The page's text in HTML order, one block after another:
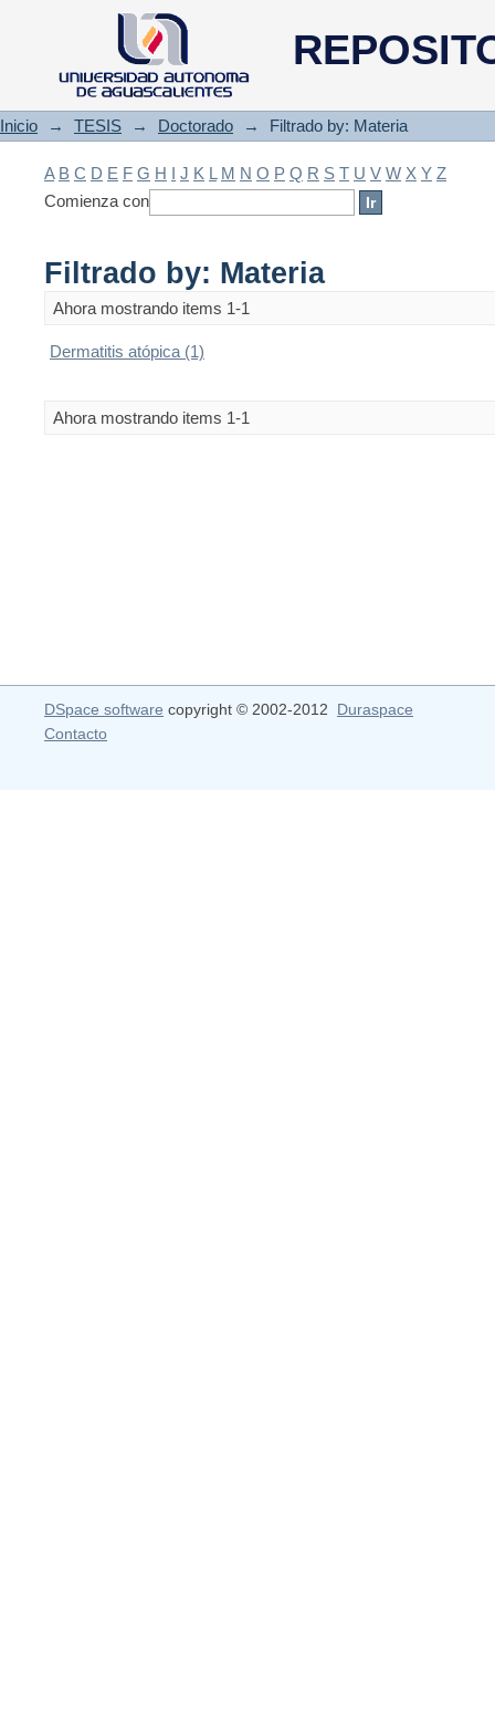
Filtrado by: Materia
Inicio → TESIS → Doctorado → Filtrado by: Materia
A B C D E F G H I J K L M N O P Q R S T U V W X Y Z
Comienza con
Filtrado by: Materia
Ahora mostrando items 1-1
Dermatitis atópica (1)
Ahora mostrando items 1-1
DSpace software copyright © 2002-2012 Duraspace
Contacto